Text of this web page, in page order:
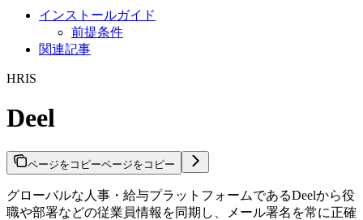
インストールガイド
前提条件
関連記事
HRIS
Deel
ページをコピーページをコピー
グローバルな人事・給与プラットフォームであるDeelから役
職や部署などの従業員情報を同期し、メール署名を常に正確